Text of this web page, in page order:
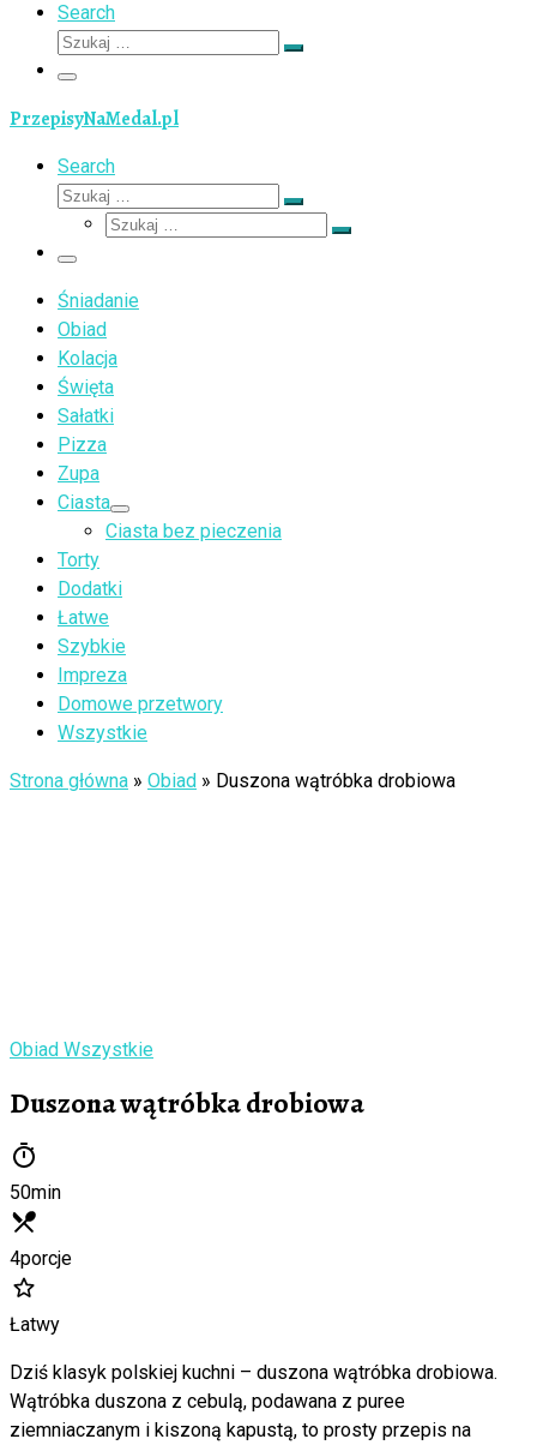
Search
Szukaj
Szukaj
Menu
PrzepisyNaMedal.pl
Search
Szukaj
Szukaj
Szukaj
Szukaj
Menu
Śniadanie
Obiad
Kolacja
Święta
Sałatki
Pizza
Zupa
Ciasta
Ciasta bez pieczenia
Torty
Dodatki
Łatwe
Szybkie
Impreza
Domowe przetwory
Wszystkie
Strona główna » Obiad » Duszona wątróbka drobiowa
Obiad Wszystkie
Duszona wątróbka drobiowa
50min
4porcje
Łatwy
Dziś klasyk polskiej kuchni – duszona wątróbka drobiowa.
Wątróbka duszona z cebulą, podawana z puree
ziemniaczanym i kiszoną kapustą, to prosty przepis na